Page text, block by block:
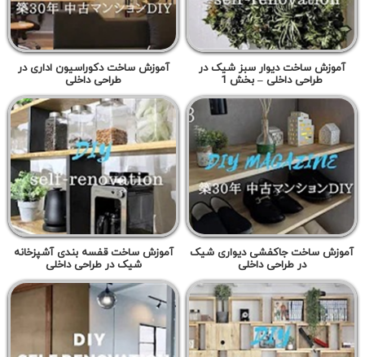
آموزش ساخت دیوار سبز شیک در
طراحی داخلی – بخش 1
آموزش ساخت دکوراسیون اداری در
طراحی داخلی
آموزش ساخت جاکفشی دیواری شیک
در طراحی داخلی
آموزش ساخت قفسه بندی آشپزخانه
شیک در طراحی داخلی